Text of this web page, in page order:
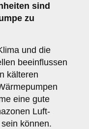
sind
zu
und die
beeinflussen
kälteren
eine gute
Luft-
können.